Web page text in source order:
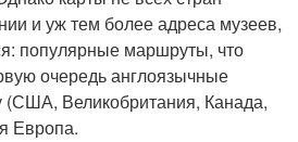
и уж тем более адреса музеев,
популярные маршруты, что
очередь англоязычные
(США, Великобритания, Канада,
Европа.